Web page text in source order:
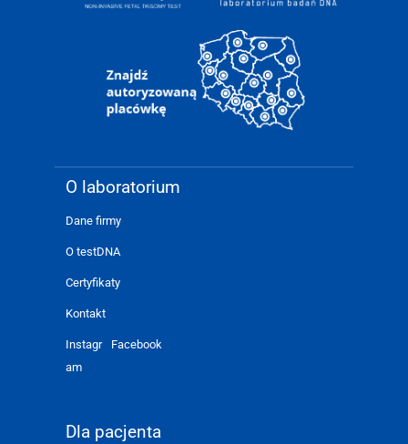
O laboratorium
Dane firmy
O testDNA
Certyfikaty
Kontakt
Instagr
am
Facebook
Dla pacjenta